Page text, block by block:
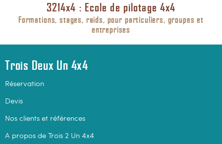
3214x4 : Ecole de pilotage 4x4
Formations, stages, raids, pour particuliers, groupes et
entreprises
Trois Deux Un 4x4
Réservation
Devis
Nos clients et références
A propos de Trois 2 Un 4x4